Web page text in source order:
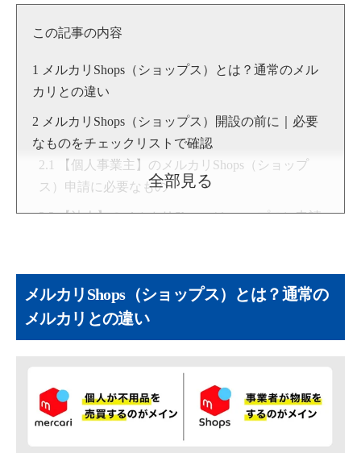
▶Twitter：https://twitter.com/kamioka0909
▶神岡 進也のプロフィール
この記事の内容
メルカリShops（ショップス）とは？通常のメル
カリとの違い
メルカリShops（ショップス）開設の前に｜必要
なものをチェックリストで確認
【個人事業主】のメルカリShops（ショップ
ス）申請に必要なもの
【法人】のメルカリShops（ショップス）申請
ス）開設・登録の全手順を画像付きで解説
ステップ1：基本情報を入力する
ステップ2：運営者情報を入力する
ステップ3：ショップ情報を入力する
ステップ4：銀行口座を登録して確認・申請す
る
全部見る
メルカリShops（ショップス）とは？通常の
メルカリとの違い